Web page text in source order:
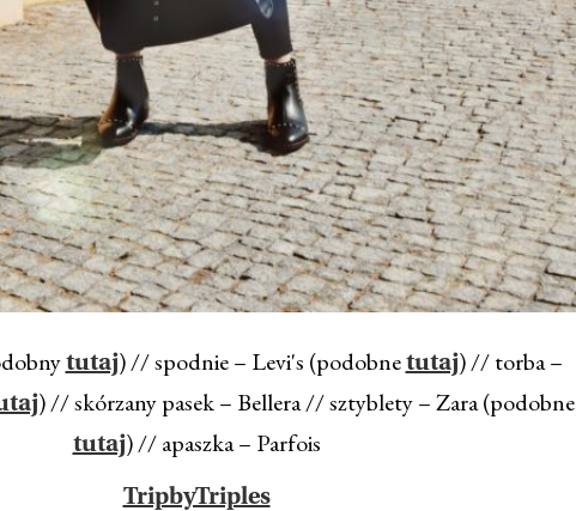
tutaj) // spodnie – Levi's (podobne tutaj) // torba –
) // skórzany pasek – Bellera // sztyblety – Zara (podobne
tutaj) // apaszka – Parfois
TripbyTriples